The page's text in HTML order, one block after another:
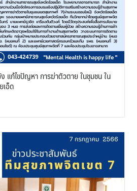
แก้ไขปัญหา การฆ่าตัวตาย ในชุมชน ใน
อ็ด